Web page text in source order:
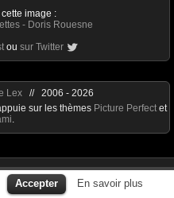
image :
- Doris Rouesne
ou sur Twitter
Accepter En savoir plus
Lex// 2006 - 2026
sur les thèmes Picture Perfect et
.